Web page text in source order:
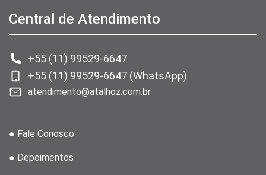
Central de Atendimento
+55 (11) 99529-6647
+55 (11) 99529-6647 (WhatsApp)
atendimento@atalhoz.com.br
● Fale Conosco
● Depoimentos